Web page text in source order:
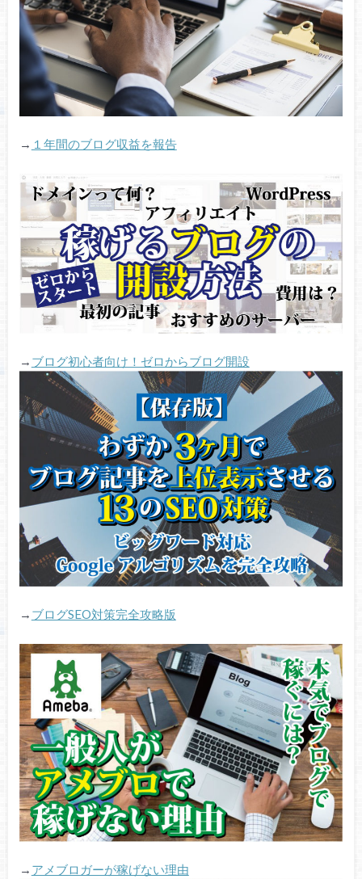
→ １年間のブログ収益を報告
→ ブログ初心者向け！ゼロからブログ開設
→ ブログSEO対策完全攻略版
→ アメブロガーが稼げない理由